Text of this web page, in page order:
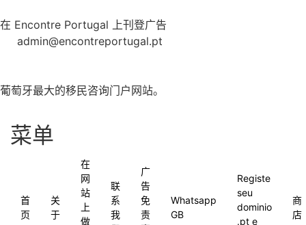
在 Encontre Portugal 上刊登广告
admin@encontreportugal.pt
葡萄牙最大的移民咨询门户网站。
菜单
首
页
关
于
在
网
站
上
做
联
系
我
广
告
免
责
Whatsapp
GB
Registe
seu
dominio
.pt e
商
店